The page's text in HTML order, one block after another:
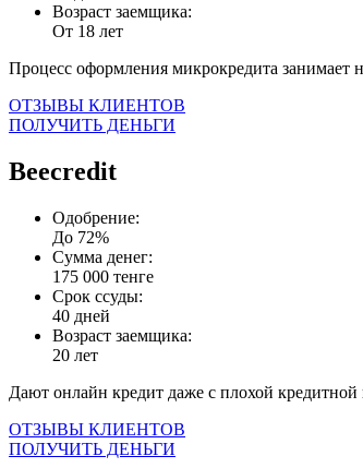
Возраст заемщика:
От 18 лет
Процесс оформления микрокредита занимает
ОТЗЫВЫ КЛИЕНТОВ
ПОЛУЧИТЬ ДЕНЬГИ
Beecredit
Одобрение:
До 72%
Сумма денег:
175 000 тенге
Срок ссуды:
40 дней
Возраст заемщика:
20 лет
Дают онлайн кредит даже с плохой кредитной
ОТЗЫВЫ КЛИЕНТОВ
ПОЛУЧИТЬ ДЕНЬГИ